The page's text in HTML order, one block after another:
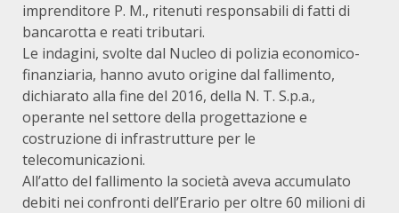
imprenditore P. M., ritenuti responsabili di fatti di
bancarotta e reati tributari.
Le indagini, svolte dal Nucleo di polizia economico-
finanziaria, hanno avuto origine dal fallimento,
dichiarato alla fine del 2016, della N. T. S.p.a.,
operante nel settore della progettazione e
costruzione di infrastrutture per le
telecomunicazioni.
All’atto del fallimento la società aveva accumulato
debiti nei confronti dell’Erario per oltre 60 milioni di